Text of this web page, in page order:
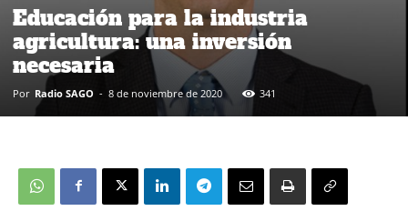
Educación para la industria
agricultura: una inversión
necesaria
Por Radio SAGO - 8 de noviembre de 2020 341